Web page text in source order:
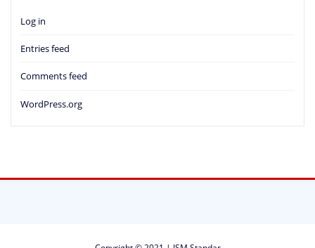
Log in
Entries feed
Comments feed
WordPress.org